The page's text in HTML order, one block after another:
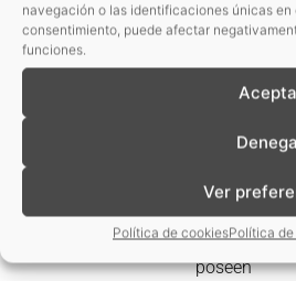
navegación o las identificaciones únicas
consentimiento, puede afectar
funciones.
Ver
Política de cookiesPolítica
grandes
cantidades
de
vitamina
algas
marinas
rojas
poseen